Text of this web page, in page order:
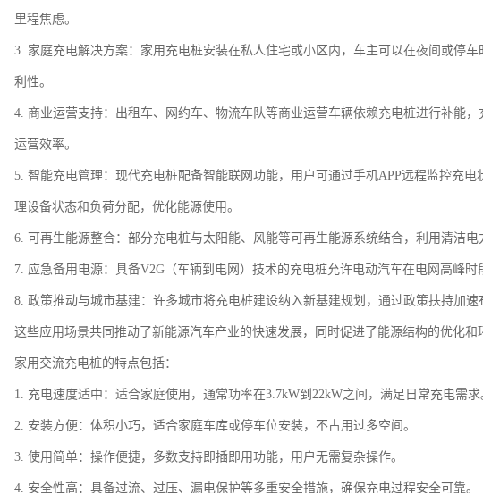
里程焦虑。
3. 家庭充电解决方案：家用充电桩安装在私人住宅或小区内，车主可以在夜间或停
利性。
4. 商业运营支持：出租车、网约车、物流车队等商业运营车辆依赖充电桩进行补能
运营效率。
5. 智能充电管理：现代充电桩配备智能联网功能，用户可通过手机APP远程监控充
理设备状态和负荷分配，优化能源使用。
6. 可再生能源整合：部分充电桩与太阳能、风能等可再生能源系统结合，利用清洁
7. 应急备用电源：具备V2G（车辆到电网）技术的充电桩允许电动汽车在电网高峰
8. 政策推动与城市基建：许多城市将充电桩建设纳入新基建规划，通过政策扶持加
这些应用场景共同推动了新能源汽车产业的快速发展，同时促进了能源结构的优化和
家用交流充电桩的特点包括：
1. 充电速度适中：适合家庭使用，通常功率在3.7kW到22kW之间，满足日常充电需求
2. 安装方便：体积小巧，适合家庭车库或停车位安装，不占用过多空间。
3. 使用简单：操作便捷，多数支持即插即用功能，用户无需复杂操作。
4. 安全性高：具备过流、过压、漏电保护等多重安全措施，确保充电过程安全可靠。